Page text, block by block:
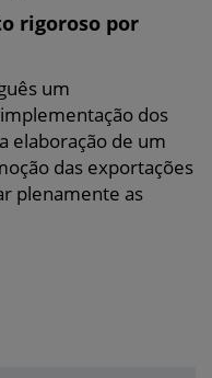
rigoroso por
um
dos
elaboração de um
das exportações
plenamente as